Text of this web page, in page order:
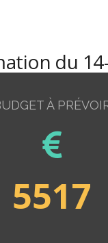
du
À
5517